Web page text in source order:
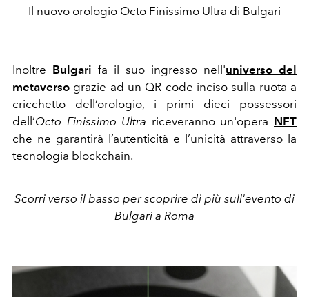
Il nuovo orologio Octo Finissimo Ultra di Bulgari
Inoltre Bulgari fa il suo ingresso nell'universo del
metaverso grazie ad un QR code inciso sulla ruota a
cricchetto dell’orologio, i primi dieci possessori
dell’Octo Finissimo Ultra riceveranno un'opera NFT
che ne garantirà l’autenticità e l’unicità attraverso la
tecnologia blockchain.
Scorri verso il basso per scoprire di più sull'evento di
Bulgari a Roma